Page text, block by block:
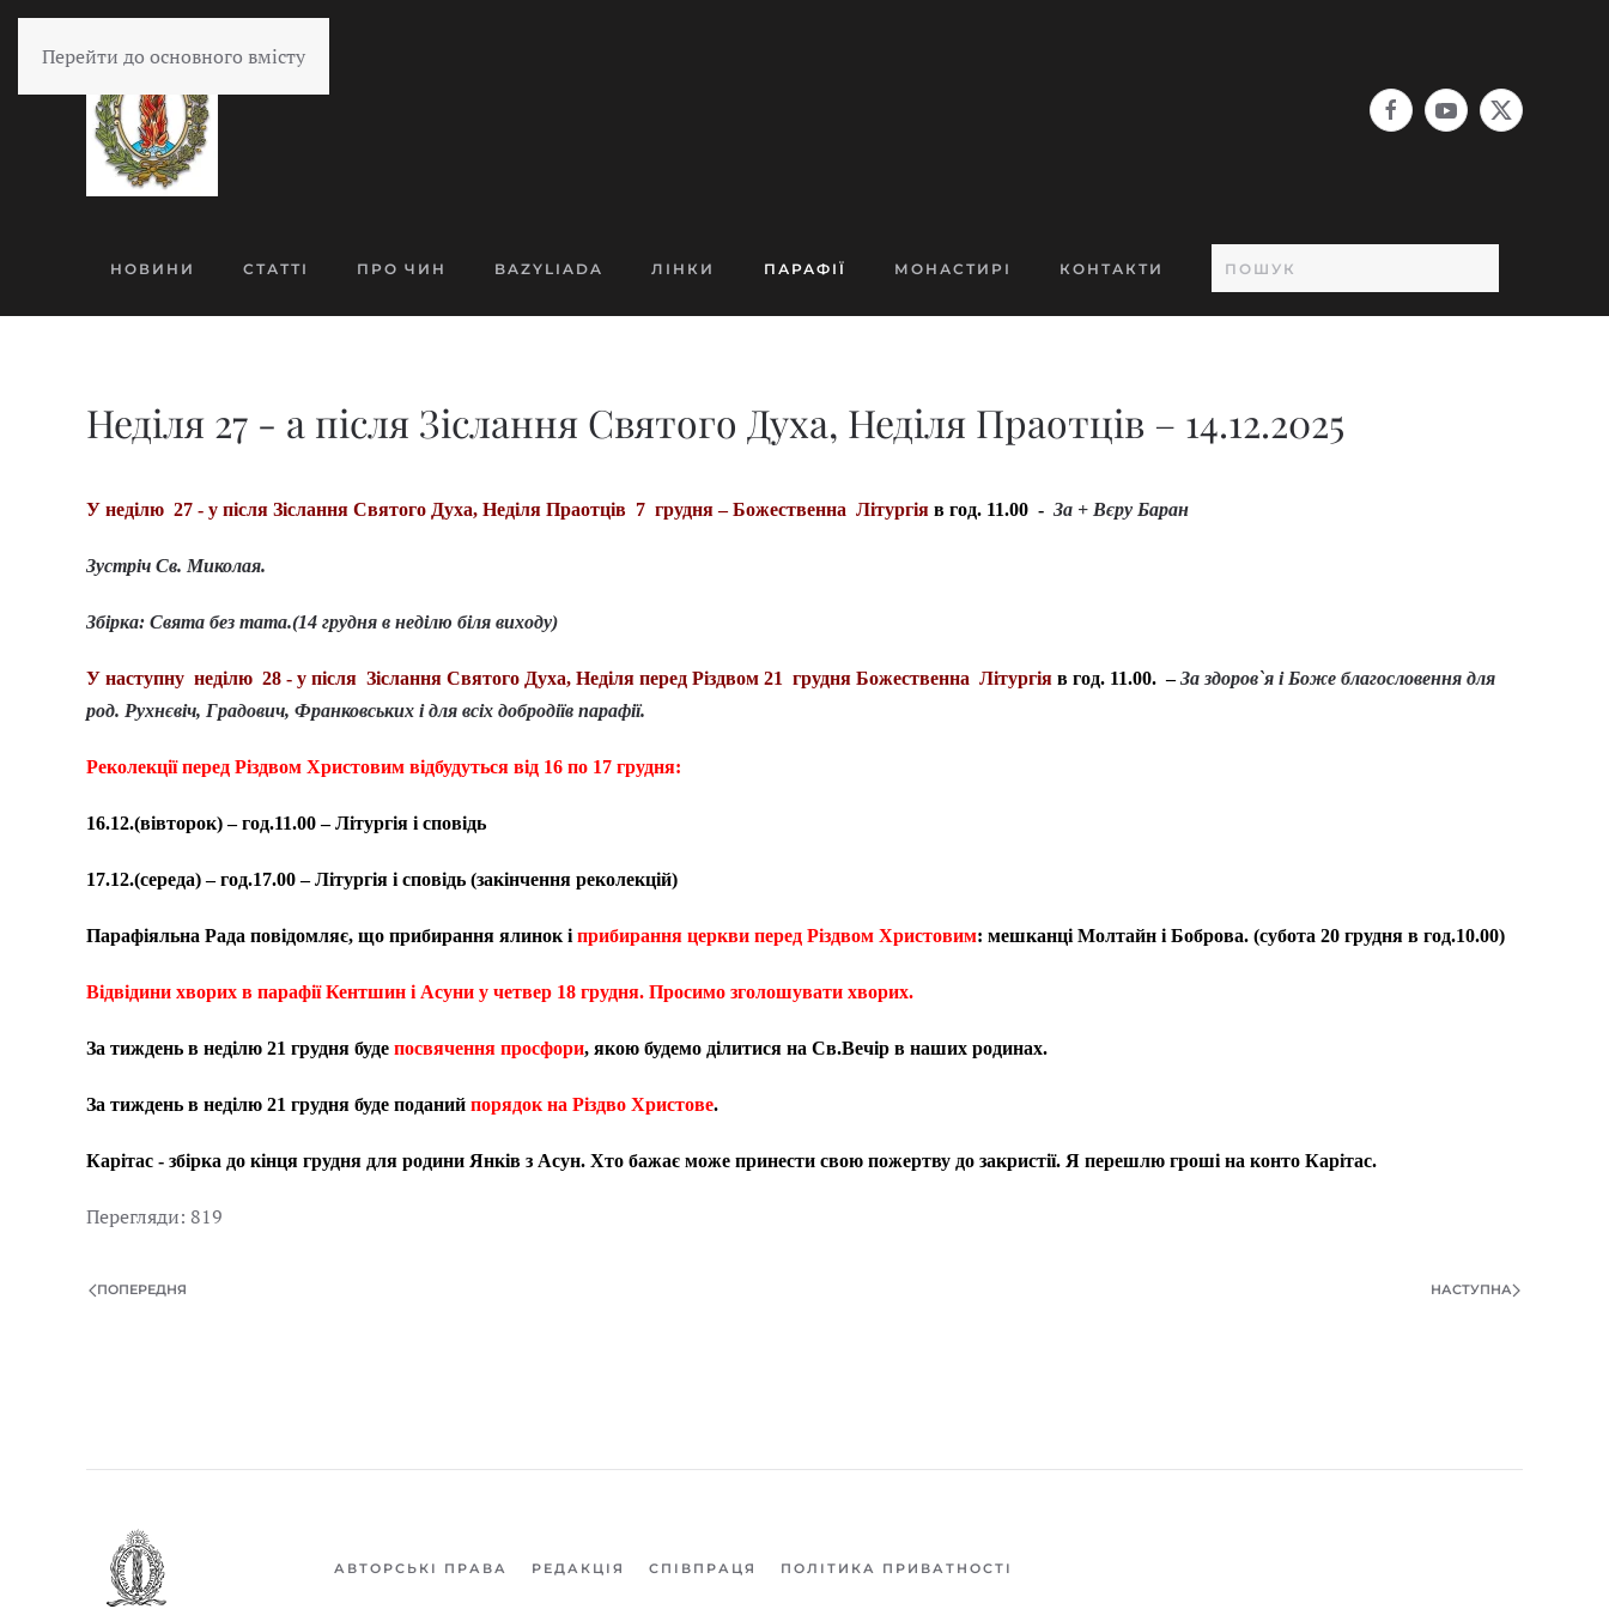
Перейти до основного вмісту
НОВИНИ СТАТТІ ПРО ЧИН BAZYLIADA ЛІНКИ ПАРАФІЇ МОНАСТИРІ КОНТАКТИ
Неділя 27 - а після Зіслання Святого Духа, Неділя Праотців – 14.12.2025
У неділю 27 - у після Зіслання Святого Духа, Неділя Праотців 7 грудня – Божественна Літургія в год. 11.00 - За + Вєру Баран
Зустріч Св. Миколая.
Збірка: Свята без тата.(14 грудня в неділю біля виходу)
У наступну неділю 28 - у після Зіслання Святого Духа, Неділя перед Різдвом 21 грудня Божественна Літургія в год. 11.00. –За здоров`я і Боже благословення для
род. Рухнєвіч, Градович, Франковських і для всіх добродіїв парафії.
Реколекції перед Різдвом Христовим відбудуться від 16 по 17 грудня:
16.12.(вівторок) – год.11.00 – Літургія і сповідь
17.12.(середа) – год.17.00 – Літургія і сповідь (закінчення реколекцій)
Парафіяльна Рада повідомляє, що прибирання ялинок і прибирання церкви перед Різдвом Христовим: мешканці Молтайн і Боброва. (субота 20 грудня в год.10.00)
Відвідини хворих в парафії Кентшин і Асуни у четвер 18 грудня. Просимо зголошувати хворих.
За тиждень в неділю 21 грудня буде посвячення просфори, якою будемо ділитися на Св.Вечір в наших родинах.
За тиждень в неділю 21 грудня буде поданий порядок на Різдво Христове.
Карітас - збірка до кінця грудня для родини Янків з Асун. Хто бажає може принести свою пожертву до закристії. Я перешлю гроші на конто Карітас.
Перегляди: 819
ПОПЕРЕДНЯ НАСТУПНА
АВТОРСЬКІ ПРАВА РЕДАКЦІЯ СПІВПРАЦЯ ПОЛІТИКА ПРИВАТНОСТІ